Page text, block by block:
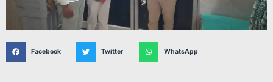
Facebook Twitter WhatsApp